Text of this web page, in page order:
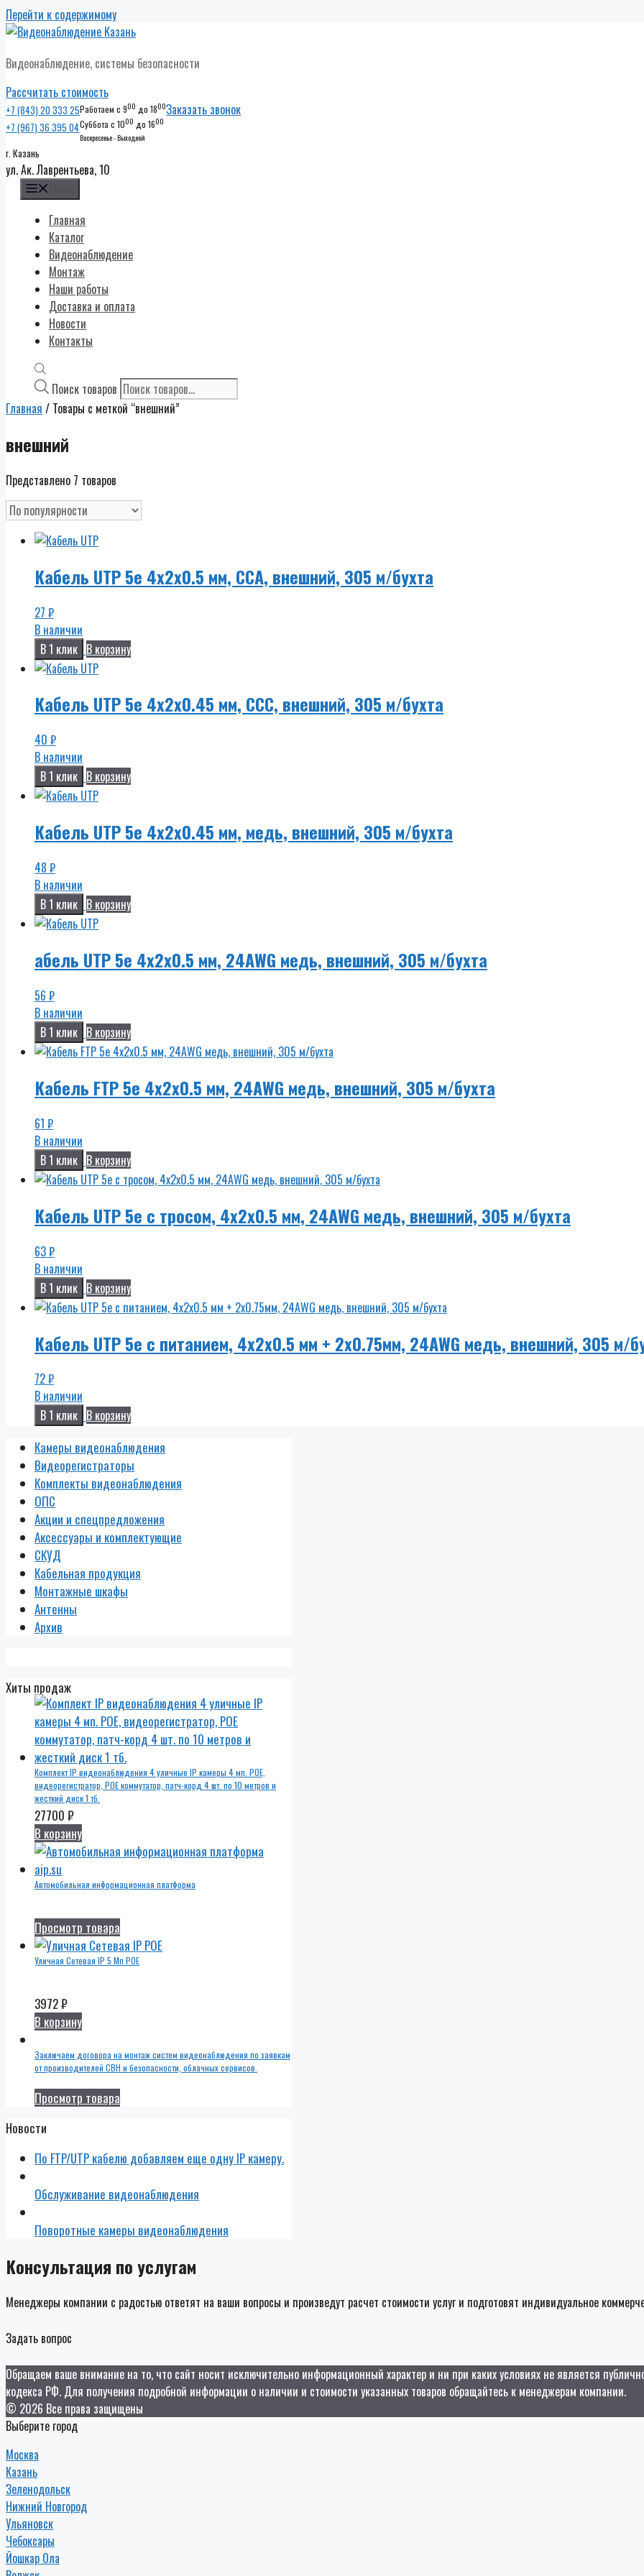
Перейти к содержимому
Видеонаблюдение, системы безопасности
Рассчитать стоимость
+7 (843) 20 333 25
+7 (967) 36 395 04
Работаем с 900 до 1800
Суббота с 1000 до 1600
Воскресенье - Выходной
Заказать звонок
г. Казань
ул. Ак. Лаврентьева, 10
Главная
Каталог
Видеонаблюдение
Монтаж
Наши работы
Доставка и оплата
Новости
Контакты
Поиск товаров
Главная / Товары с меткой “внешний”
внешний
Представлено 7 товаров
Кабель UTP 5e 4x2x0.5 мм, CCA, внешний, 305 м/бухта
27 ₽
В наличии
В 1 клик В корзину
Кабель UTP 5e 4x2x0.45 мм, ССС, внешний, 305 м/бухта
40 ₽
В наличии
В 1 клик В корзину
Кабель UTP 5e 4x2x0.45 мм, медь, внешний, 305 м/бухта
48 ₽
В наличии
В 1 клик В корзину
абель UTP 5e 4x2x0.5 мм, 24AWG медь, внешний, 305 м/бухта
56 ₽
В наличии
В 1 клик В корзину
Кабель FTP 5e 4x2x0.5 мм, 24AWG медь, внешний, 305 м/бухта
61 ₽
В наличии
В 1 клик В корзину
Кабель UTP 5e с тросом, 4x2x0.5 мм, 24AWG медь, внешний, 305 м/бухта
63₽
В наличии
В 1 клик В корзину
Кабель UTP 5e с питанием, 4x2x0.5 мм + 2х0.75мм, 24AWG медь, внешний, 305 м/
72₽
В наличии
В 1 клик В корзину
Камеры видеонаблюдения
Видеорегистраторы
Комплекты видеонаблюдения
ОПС
Акции и спецпредложения
Аксессуары и комплектующие
СКУД
Кабельная продукция
Монтажные шкафы
Антенны
Архив
Хиты продаж
Комплект IP видеонаблюдения 4 уличные IP камеры 4 мп. POE,
видеорегистратор, POE коммутатор, патч-корд 4 шт. по 10 метров и
жесткий диск 1 тб.
27700 ₽
В корзину
Автомобильная информационная платформа
Просмотр товара
Уличная Сетевая IP 5 Мп POE
3972₽
В корзину
Заключаем договора на монтаж систем видеонаблюдения по заявкам
от производителей СВН и безопасности, облачных сервисов.
Просмотр товара
Новости
По FTP/UTP кабелю добавляем еще одну IP камеру.
Обслуживание видеонаблюдения
Поворотные камеры видеонаблюдения
Консультация по услугам
Менеджеры компании с радостью ответят на ваши вопросы и произведут расчет стоимости услуг и подготовят индивидуальное
Задать вопрос
Обращаем ваше внимание на то, что сайт носит исключительно информационный характер и ни при каких условиях не является
кодекса РФ. Для получения подробной информации о наличии и стоимости указанных товаров обращайтесь к менеджерам компании.
© 2026 Все права защищены
Выберите город
Москва
Казань
Зеленодольск
Нижний Новгород
Ульяновск
Чебоксары
Йошкар Ола